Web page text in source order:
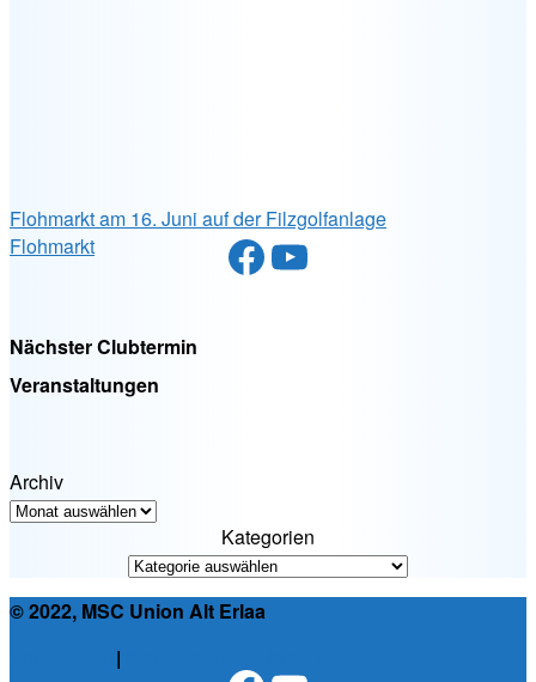
Flohmarkt am 16. Juni auf der Filzgolfanlage
Flohmarkt
Facebook
YouTube
Nächster Clubtermin
Veranstaltungen
Archiv
Kategorien
© 2022, MSC Union Alt Erlaa
|